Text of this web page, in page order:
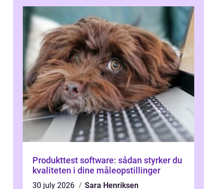
Produkttest software: sådan styrker du
kvaliteten i dine måleopstillinger
30 july 2026
Sara Henriksen